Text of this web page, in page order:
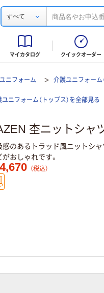
すべて
マイカタログ クイックオーダー
ニフォーム 介護ユニフォーム
ニフォーム（トップス）を全部見る
杢ニットシャ
感のあるトラッド風ニットシ
がおしゃれです。
（税込）